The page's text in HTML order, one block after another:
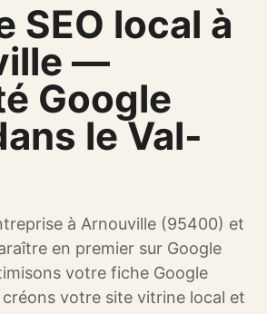
SEO local à
—
Google
le Val-
à Arnouville (95400) et
en premier sur Google
votre fiche Google
créons votre site vitrine local et